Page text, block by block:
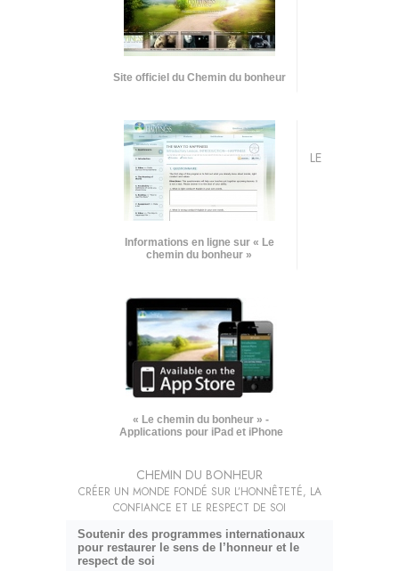
Site officiel du Chemin du bonheur
Informations en ligne sur « Le
chemin du bonheur »
« Le chemin du bonheur » -
Applications pour iPad et iPhone
LE
CHEMIN DU BONHEUR
CRÉER UN MONDE FONDÉ SUR L’HONNÊTETÉ, LA
CONFIANCE ET LE RESPECT DE SOI
Soutenir des programmes internationaux
pour restaurer le sens de l’honneur et le
respect de soi